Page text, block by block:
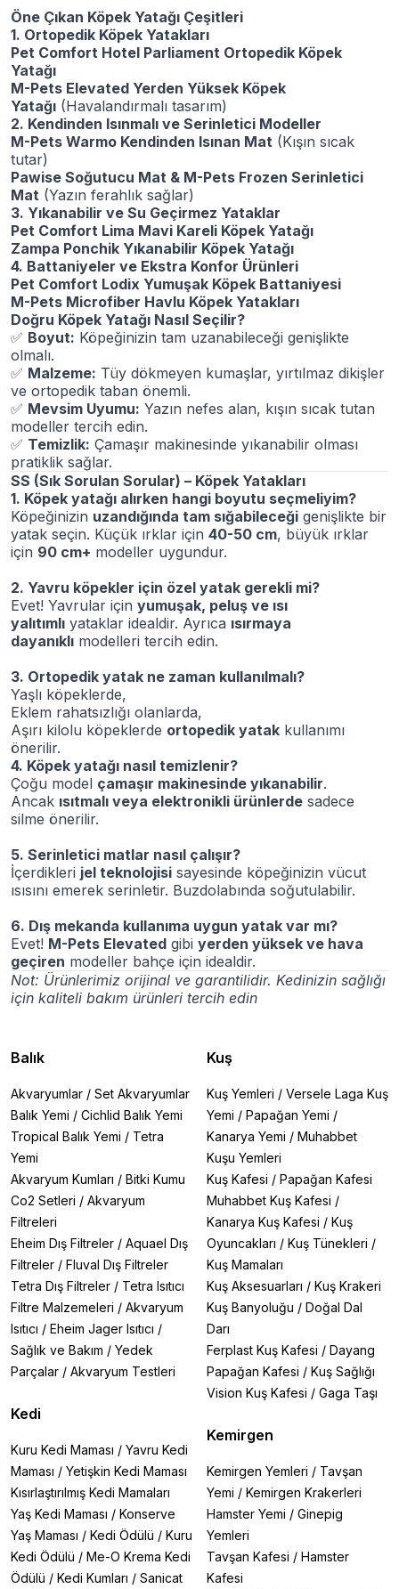
Öne Çıkan Köpek Yatağı Çeşitleri
1. Ortopedik Köpek Yatakları
Pet Comfort Hotel Parliament Ortopedik Köpek
Yatağı
M-Pets Elevated Yerden Yüksek Köpek
Yatağı (Havalandırmalı tasarım)
2. Kendinden Isınmalı ve Serinletici Modeller
M-Pets Warmo Kendinden Isınan Mat (Kışın sıcak
tutar)
Pawise Soğutucu Mat & M-Pets Frozen Serinletici
Mat (Yazın ferahlık sağlar)
3. Yıkanabilir ve Su Geçirmez Yataklar
Pet Comfort Lima Mavi Kareli Köpek Yatağı
Zampa Ponchik Yıkanabilir Köpek Yatağı
4. Battaniyeler ve Ekstra Konfor Ürünleri
Pet Comfort Lodix Yumuşak Köpek Battaniyesi
M-Pets Microfiber Havlu Köpek Yatakları
Doğru Köpek Yatağı Nasıl Seçilir?
✅ Boyut: Köpeğinizin tam uzanabileceği genişlikte
olmalı.
✅ Malzeme: Tüy dökmeyen kumaşlar, yırtılmaz dikişler
ve ortopedik taban önemli.
✅ Mevsim Uyumu: Yazın nefes alan, kışın sıcak tutan
modeller tercih edin.
✅ Temizlik: Çamaşır makinesinde yıkanabilir olması
pratiklik sağlar.
SS (Sık Sorulan Sorular) – Köpek Yatakları
1. Köpek yatağı alırken hangi boyutu seçmeliyim?
Köpeğinizin uzandığında tam sığabileceği genişlikte bir
yatak seçin. Küçük ırklar için 40-50 cm, büyük ırklar
için 90 cm+ modeller uygundur.
2. Yavru köpekler için özel yatak gerekli mi?
Evet! Yavrular için yumuşak, peluş ve ısı
yalıtımlı yataklar idealdir. Ayrıca ısırmaya
dayanıklı modelleri tercih edin.
3. Ortopedik yatak ne zaman kullanılmalı?
Yaşlı köpeklerde,
Eklem rahatsızlığı olanlarda,
Aşırı kilolu köpeklerde ortopedik yatak kullanımı
önerilir.
4. Köpek yatağı nasıl temizlenir?
Çoğu model çamaşır makinesinde yıkanabilir.
Ancak ısıtmalı veya elektronikli ürünlerde sadece
silme önerilir.
5. Serinletici matlar nasıl çalışır?
İçerdikleri jel teknolojisi sayesinde köpeğinizin vücut
ısısını emerek serinletir. Buzdolabında soğutulabilir.
6. Dış mekanda kullanıma uygun yatak var mı?
Evet! M-Pets Elevated gibi yerden yüksek ve hava
geçiren modeller bahçe için idealdir.
Not: Ürünlerimiz orijinal ve garantilidir. Kedinizin sağlığı
için kaliteli bakım ürünleri tercih edin
Balık
Akvaryumlar / Set Akvaryumlar
Balık Yemi / Cichlid Balık Yemi
Tropical Balık Yemi / Tetra
Yemi
Akvaryum Kumları / Bitki Kumu
Co2 Setleri / Akvaryum
Filtreleri
Eheim Dış Filtreler / Aquael Dış
Filtreler / Fluval Dış Filtreler
Tetra Dış Filtreler / Tetra Isıtıcı
Filtre Malzemeleri / Akvaryum
Isıtıcı / Eheim Jager Isıtıcı /
Sağlık ve Bakım / Yedek
Parçalar / Akvaryum Testleri
Kedi
Kuru Kedi Maması / Yavru Kedi
Maması / Yetişkin Kedi Maması
Kısırlaştırılmış Kedi Mamaları
Yaş Kedi Maması / Konserve
Yaş Maması / Kedi Ödülü / Kuru
Kedi Ödülü / Me-O Krema Kedi
Ödülü / Kedi Kumları / Sanicat
Kuş
Kuş Yemleri / Versele Laga Kuş
Yemi / Papağan Yemi /
Kanarya Yemi / Muhabbet
Kuşu Yemleri
Kuş Kafesi / Papağan Kafesi
Muhabbet Kuş Kafesi /
Kanarya Kuş Kafesi / Kuş
Oyuncakları / Kuş Tünekleri /
Kuş Mamaları
Kuş Aksesuarları / Kuş Krakeri
Kuş Banyoluğu / Doğal Dal
Darı
Ferplast Kuş Kafesi / Dayang
Papağan Kafesi / Kuş Sağlığı
Vision Kuş Kafesi / Gaga Taşı
Kemirgen
Kemirgen Yemleri / Tavşan
Yemi / Kemirgen Krakerleri
Hamster Yemi / Ginepig
Yemleri
Tavşan Kafesi / Hamster
Kafesi